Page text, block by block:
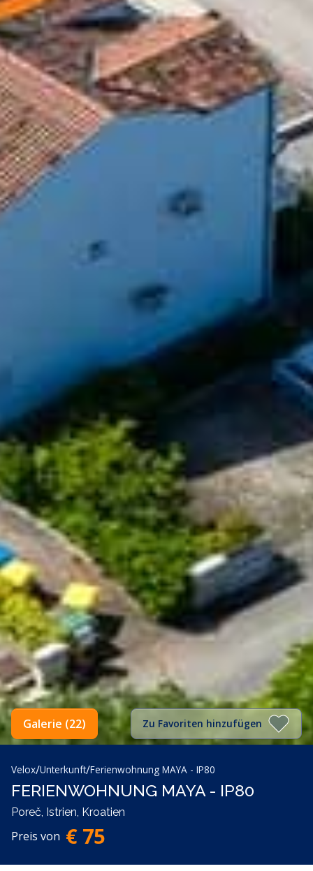
Zu Favoriten hinzufügen
Galerie (22)
Velox/Unterkunft/Ferienwohnung MAYA - IP80
FERIENWOHNUNG MAYA - IP80
Poreč, Istrien, Kroatien
Preis von € 75